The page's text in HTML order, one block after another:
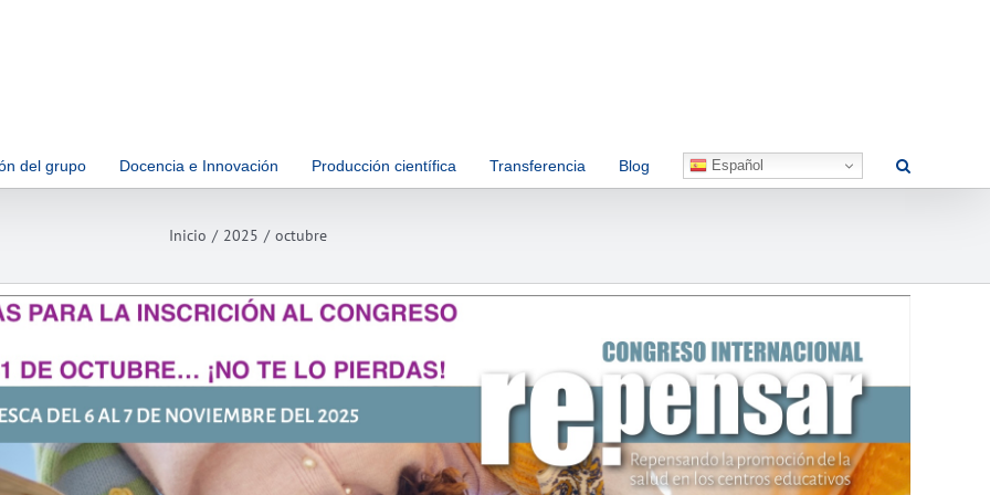
del grupo Docencia e Innovación Producción científica Transferencia Blog Español
Inicio 2025 octubre